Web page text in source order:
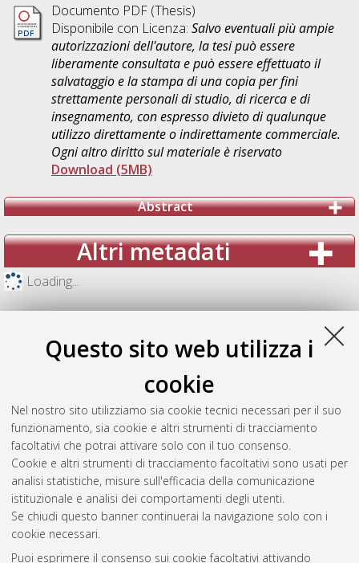
Questo sito web utilizza i
cookie
Nel nostro sito utilizziamo sia cookie tecnici necessari per il suo
funzionamento, sia cookie e altri strumenti di tracciamento
facoltativi che potrai attivare solo con il tuo consenso.
Cookie e altri strumenti di tracciamento facoltativi sono usati per
analisi statistiche, misure sull'efficacia della comunicazione
istituzionale e analisi dei comportamenti degli utenti.
Se chiudi questo banner continuerai la navigazione solo con i
cookie necessari.
Puoi esprimere il consenso sui cookie facoltativi attivando
Documento PDF (Thesis)
Disponibile con Licenza: Salvo eventuali più ampie
autorizzazioni dell'autore, la tesi può essere
liberamente consultata e può essere effettuato il
salvataggio e la stampa di una copia per fini
strettamente personali di studio, di ricerca e di
insegnamento, con espresso divieto di qualunque
utilizzo direttamente o indirettamente commerciale.
Ogni altro diritto sul materiale è riservato
Download (5MB)
Abstract
Altri metadati
Loading...
Gestione del documento:
Atom